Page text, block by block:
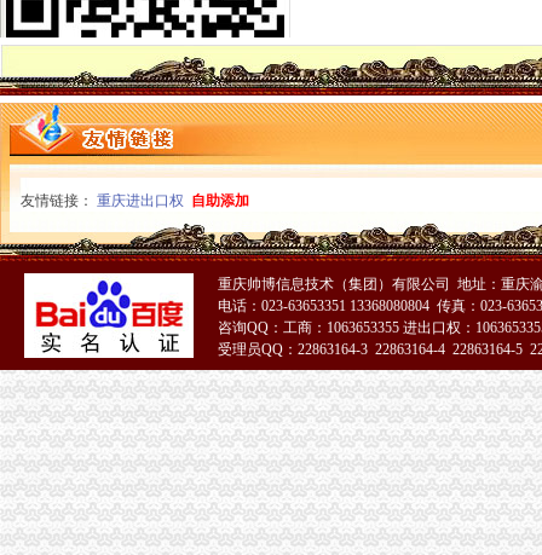
增值税专用发票和增值税普通发票合并的可行建议-塞外江南-新疆伊犁
增值税专用发票
增值税专用发票与增值税普通发票有什么区别？-知乎
增值税专用发票开具的几大误区_会计_天涯论坛_天涯社区
开增值税公司
个人付款到公司帐户,能否开增值税发票
问：?关于怎么开增值税专用发票？有客户要我公司给他们开的增值税
增值税核定标准
关于《关于在部分行业试行农产品增值税进项税额核定扣除办法的通知
菏泽市国家税务局关于部分行业试行农产品增值税进项税额核定扣除办
重庆一般纳税人公司注册
华氏财务_深圳公司注册,记账报税,工商变更,一般纳税人,商标
深圳罗湖东门地王一般纳税人注册,开户,地址挂靠罗湖金丰城大厦
一般纳税人查询
【临沂公司注册：记账报税、会计咨询、一般纳税人】-临沂临沂周边
工商注册,代理记账,一般纳税人申报-株洲吉信会计咨询有限公司
一般纳税人资格证
一般纳税人资格认定管理中存在的问题及对策
责令申请增值税一般纳税人资格认定通知书-MBA智库文档
一般纳税人申报表
我想请问下填一般纳税人增值税申报表附表二时,什么时候填待扣_
增值税一般纳税人申报
友情链接： 重庆进出口权 自助添加
重庆帅博信息技术（集团）有限公司 地址：重庆
电话：023-63653351 13368080804 传真：023-
咨询QQ：工商：1063653355 进出口权：
受理员QQ：22863164-3 22863164-4 22863164-5